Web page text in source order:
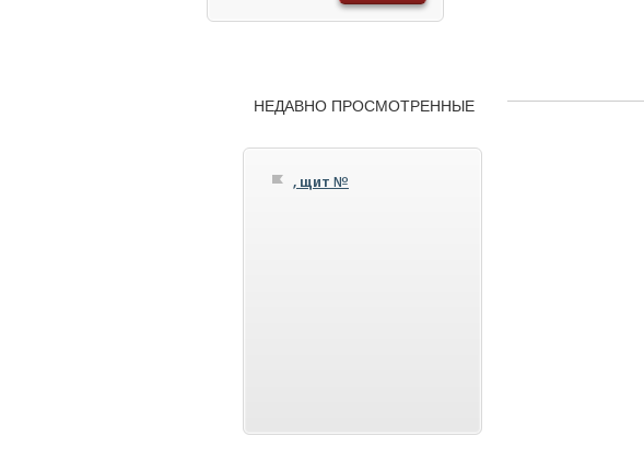
НЕДАВНО ПРОСМОТРЕННЫЕ
, щит №